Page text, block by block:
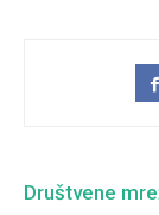
Društvene